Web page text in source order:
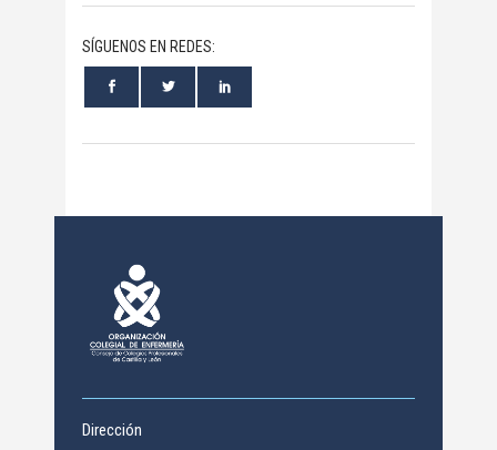
SÍGUENOS EN REDES:
Dirección